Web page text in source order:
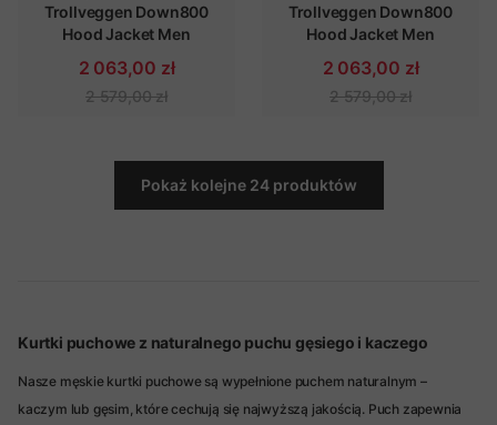
Trollveggen Down800
Hood Jacket Men
2 063,00 zł
2 579,00 zł
Trollveggen Down800
Hood Jacket Men
2 063,00 zł
2 579,00 zł
Pokaż kolejne 24 produktów
Kurtki puchowe z naturalnego puchu gęsiego i kaczego
Nasze męskie kurtki puchowe są wypełnione puchem naturalnym –
kaczym lub gęsim, które cechują się najwyższą jakością. Puch zapewnia